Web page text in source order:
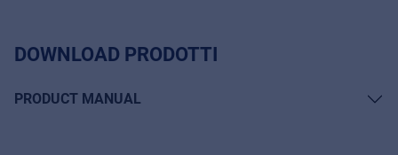
DOWNLOAD PRODOTTI
PRODUCT MANUAL